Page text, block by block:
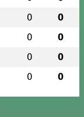
0 0
0 0
0 0
0 0